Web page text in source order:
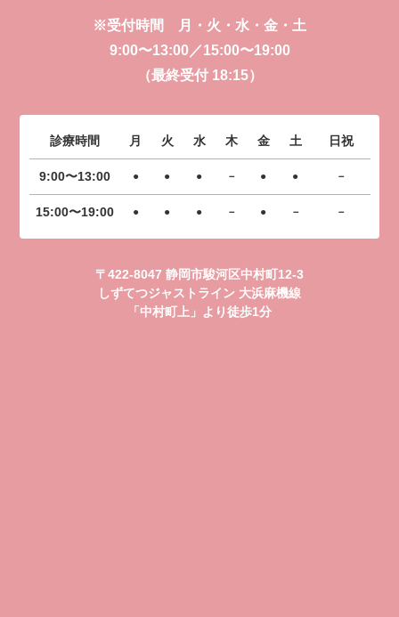
※受付時間 月・火・水・金・土
9:00〜13:00／15:00〜19:00
（最終受付 18:15）
診療時間 月 火 水 木 金 土 日祝
9:00〜13:00 ● ● ● － ● ● －
15:00〜19:00 ● ● ● － ● － －
〒422-8047 静岡市駿河区中村町12-3
しずてつジャストライン 大浜麻機線
「中村町上」より徒歩1分